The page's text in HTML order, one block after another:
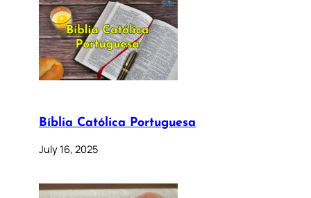
Bíblia Católica Portuguesa
July 16, 2025